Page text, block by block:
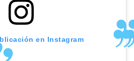
en Instagram